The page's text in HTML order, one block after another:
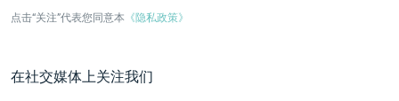
点击“关注”代表您同意本 《隐私政策》
在社交媒体上关注我们